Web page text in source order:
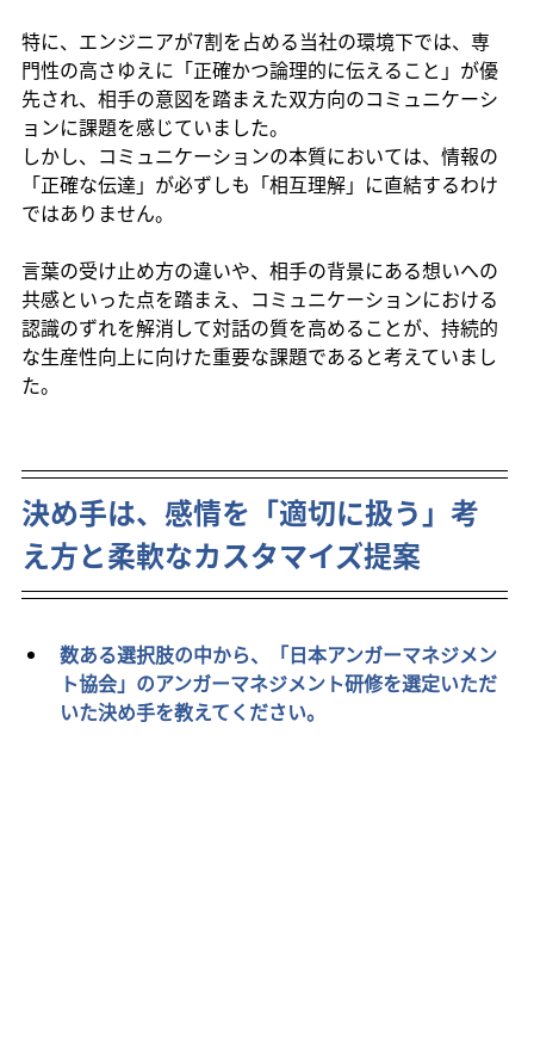
特に、エンジニアが7割を占める当社の環境下では、専
門性の高さゆえに「正確かつ論理的に伝えること」が優
先され、相手の意図を踏まえた双方向のコミュニケーシ
ョンに課題を感じていました。
しかし、コミュニケーションの本質においては、情報の
「正確な伝達」が必ずしも「相互理解」に直結するわけ
ではありません。
言葉の受け止め方の違いや、相手の背景にある想いへの
共感といった点を踏まえ、コミュニケーションにおける
認識のずれを解消して対話の質を高めることが、持続的
な生産性向上に向けた重要な課題であると考えていまし
た。
決め手は、感情を「適切に扱う」考
え方と柔軟なカスタマイズ提案
数ある選択肢の中から、「日本アンガーマネジメン
ト協会」のアンガーマネジメント研修を選定いただ
いた決め手を教えてください。